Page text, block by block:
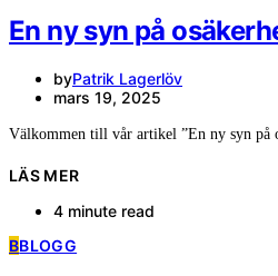
En ny syn på
byPatrik Lagerlöv
mars 19, 2025
Välkommen till vår artikel ”En ny syn på
LÄS MER
4 minute read
BBLOGG